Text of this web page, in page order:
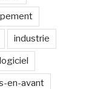
industrie
logiciel
en-avant